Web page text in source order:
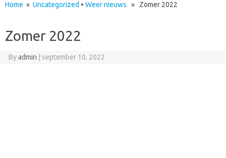
Home » Uncategorized • Weer nieuws » Zomer 2022
Zomer 2022
Byadmin september 10, 2022